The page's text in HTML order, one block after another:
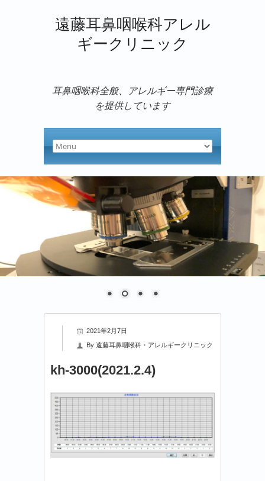
遠藤耳鼻咽喉科アレル
ギークリニック
耳鼻咽喉科全般、アレルギー専門診療
を提供しています
2021年2月7日
By 遠藤耳鼻咽喉科・アレルギークリニック
kh-3000(2021.2.4)